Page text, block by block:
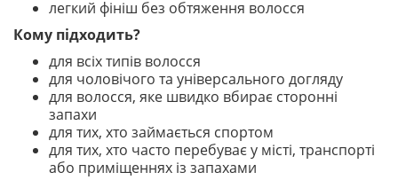
легкий фініш без обтяження волосся
Кому підходить?
для всіх типів волосся
для чоловічого та універсального догляду
для волосся, яке швидко вбирає сторонні
запахи
для тих, хто займається спортом
для тих, хто часто перебуває у місті, транспорті
або приміщеннях із запахами